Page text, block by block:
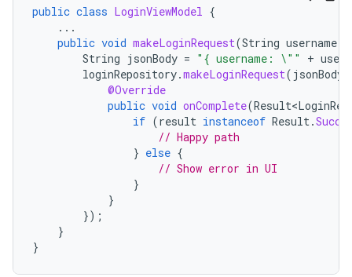
public class LoginViewModel {
...
public void makeLoginRequest(String username
String jsonBody = "{ username: \"" +
loginRepository.makeLoginRequest( jsonBody
@Override
public void onComplete(
if (result instanceof Result.
// Happy path
} else {
// Show error in UI
}
}
});
}
}